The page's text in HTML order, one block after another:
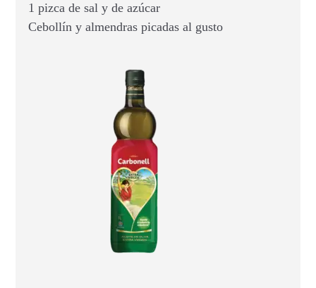
1 pizca de sal y de azúcar
Cebollín y almendras picadas al gusto